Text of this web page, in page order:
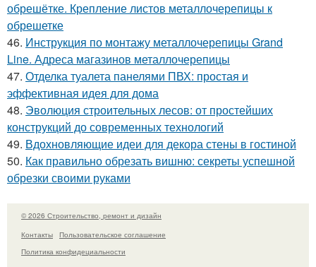
обрешётке. Крепление листов металлочерепицы к
обрешетке
46. Инструкция по монтажу металлочерепицы Grand
Line. Адреса магазинов металлочерепицы
47. Отделка туалета панелями ПВХ: простая и
эффективная идея для дома
48. Эволюция строительных лесов: от простейших
конструкций до современных технологий
49. Вдохновляющие идеи для декора стены в гостиной
50. Как правильно обрезать вишню: секреты успешной
обрезки своими руками
© 2026 Строительство, ремонт и дизайн
Контакты
Пользовательское соглашение
Политика конфидециальности